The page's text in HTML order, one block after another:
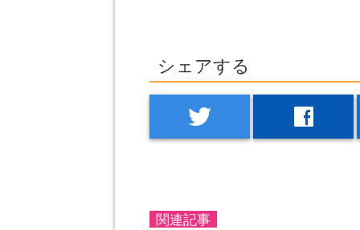
シェアする
twitter facebook
関連記事